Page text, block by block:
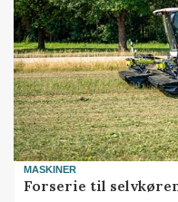
MASKINER
Forserie til